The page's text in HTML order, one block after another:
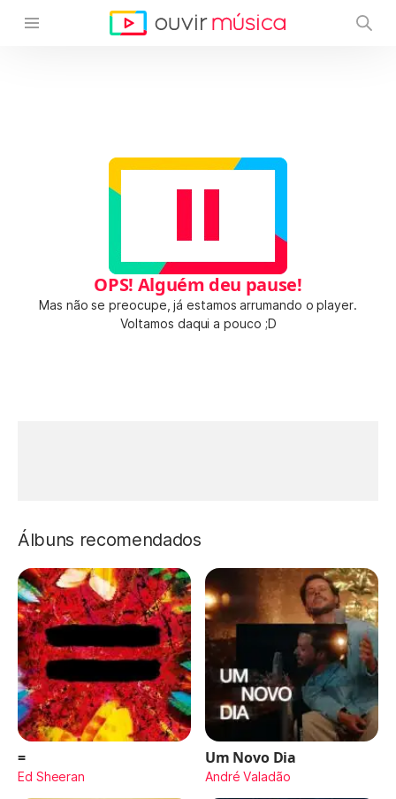
OPS! Alguém deu pause!
Mas não se preocupe, já estamos arrumando o player.
Voltamos daqui a pouco ;D
Álbuns recomendados
=
Ed Sheeran
Um Novo Dia
André Valadão